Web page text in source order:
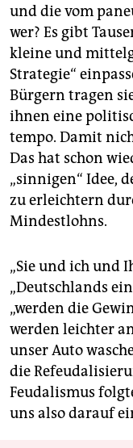
und die vom
wer? Es gibt
kleine und
Strategie“
Bürgern tragen
ihnen eine
tempo. Damit
Das hat schon
„sinnigen“ Idee,
zu erleichtern
Mindestlohns.
„Sie und ich und
„Deutschlands
„werden die
werden leichter
unser Auto
die
Feudalismus
uns also darauf